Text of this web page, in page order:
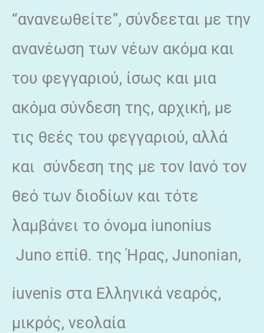
“ανανεωθείτε”, σύνδεεται με την
ανανέωση των νέων ακόμα και
του φεγγαριού, ίσως και μια
ακόμα σύνδεση της, αρχική, με
τις θεές του φεγγαριού, αλλά
και σύνδεση της με τον Ιανό τον
θεό των διοδίων και τότε
λαμβάνει το όνομα iunonius
Juno επίθ. της Ήρας, Junonian,
iuvenis στα Ελληνικά νεαρός,
μικρός, νεολαία